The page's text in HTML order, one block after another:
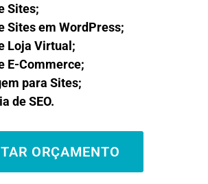
Sites;
Sites em WordPress;
Loja Virtual;
E-Commerce;
para Sites;
de SEO.
ORÇAMENTO